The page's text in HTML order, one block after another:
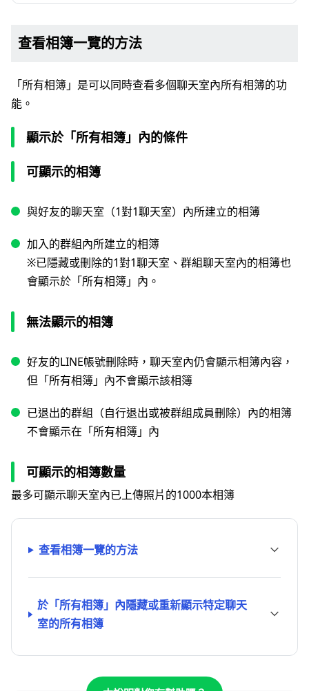
查看相簿一覽的方法
「所有相簿」是可以同時查看多個聊天室內所有相簿的功
能。
顯示於「所有相簿」內的條件
可顯示的相簿
與好友的聊天室（1對1聊天室）內所建立的相簿
加入的群組內所建立的相簿
※已隱藏或刪除的1對1聊天室、群組聊天室內的相簿也
會顯示於「所有相簿」內。
無法顯示的相簿
好友的LINE帳號刪除時，聊天室內仍會顯示相簿內容，
但「所有相簿」內不會顯示該相簿
已退出的群組（自行退出或被群組成員刪除）內的相簿
不會顯示在「所有相簿」內
可顯示的相簿數量
最多可顯示聊天室內已上傳照片的1000本相簿
查看相簿一覽的方法
於「所有相簿」內隱藏或重新顯示特定聊天
室的所有相簿